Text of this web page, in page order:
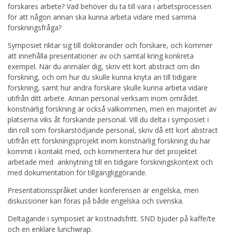
forskares arbete? Vad behöver du ta till vara i arbetsprocessen
för att någon annan ska kunna arbeta vidare med samma
forskningsfråga?
Symposiet riktar sig till doktorander och forskare, och kommer
att innehålla presentationer av och samtal kring konkreta
exempel. När du anmäler dig, skriv ett kort abstract om din
forskning, och om hur du skulle kunna knyta an till tidigare
forskning, samt hur andra forskare skulle kunna arbeta vidare
utifrån ditt arbete. Annan personal verksam inom området
konstnärlig forskning är också välkommen, men en majoritet av
platserna viks åt forskande personal. Vill du delta i symposiet i
din roll som forskarstödjande personal, skriv då ett kort abstract
utifrån ett forskningsprojekt inom konstnärlig forskning du har
kommit i kontakt med, och kommentera hur det projektet
arbetade med anknytning till en tidigare forskningskontext och
med dokumentation för tillgängliggörande.
Presentationsspråket under konferensen är engelska, men
diskussioner kan föras på både engelska och svenska.
Deltagande i symposiet är kostnadsfritt. SND bjuder på kaffe/te
och en enklare lunchwrap.